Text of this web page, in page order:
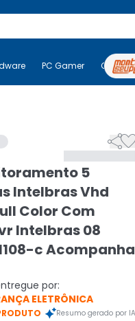
Hardware PC Gamer
PC Gamer

5
Intelbras Vhd
Color Com
Intelbras 08
c Acompanha
por:
ELETRÔNICA
Resumo gerado por IA